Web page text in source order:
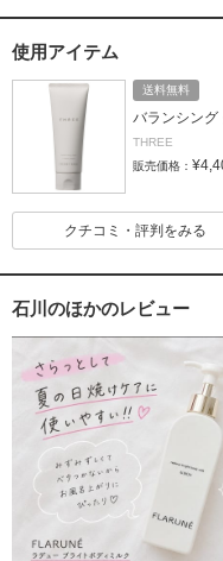
使用アイテム
送料無料
バランシング
THREE
販売価格：
クチコミ・評判をみる
石川のほかのレビュー